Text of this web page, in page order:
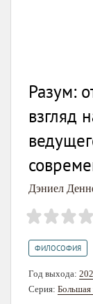
Разум:
взгляд
Дэниел
ФИЛОСОФИЯ
Год выхода:
Серия: Большая